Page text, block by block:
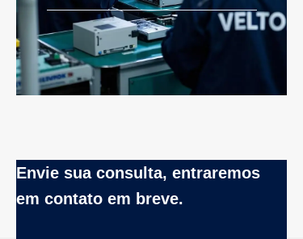
Envie sua consulta, entraremos
em contato em breve.